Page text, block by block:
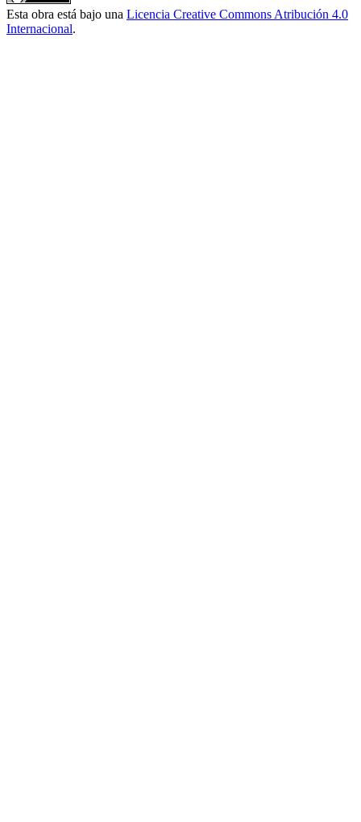
Esta obra está bajo una Licencia Creative Commons Atribución 4.0
Internacional.